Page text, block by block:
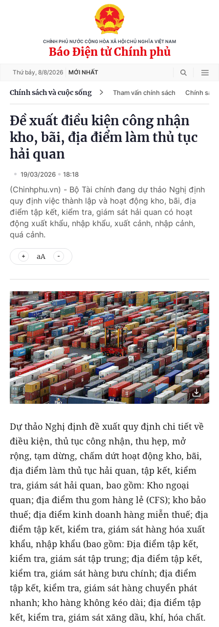
CHÍNH PHỦ NƯỚC CỘNG HÒA XÃ HỘI CHỦ NGHĨA VIỆT NAM
Báo Điện tử Chính phủ
Thứ bảy, 8/8/2026 MỚI NHẤT
Chính sách và cuộc sống Tham vấn chính sách Chính
Đề xuất điều kiện công nhận
kho, bãi, địa điểm làm thủ tục
hải quan
19/03/2026 18:18
(Chinhphu.vn) - Bộ Tài chính đang dự thảo Nghị định
quy định việc thành lập và hoạt động kho, bãi, địa
điểm tập kết, kiểm tra, giám sát hải quan có hoạt
động xuất khẩu, nhập khẩu, xuất cảnh, nhập cảnh,
quá cảnh.
aA
Dự thảo Nghị định đề xuất quy định chi tiết về
điều kiện, thủ tục công nhận, thu hẹp, mở
rộng, tạm dừng, chấm dứt hoạt động kho, bãi,
địa điểm làm thủ tục hải quan, tập kết, kiểm
tra, giám sát hải quan, bao gồm: Kho ngoại
quan; địa điểm thu gom hàng lẻ (CFS); kho bảo
thuế; địa điểm kinh doanh hàng miễn thuế; địa
điểm tập kết, kiểm tra, giám sát hàng hóa xuất
khẩu, nhập khẩu (bao gồm: Địa điểm tập kết,
kiểm tra, giám sát tập trung; địa điểm tập kết,
kiểm tra, giám sát hàng bưu chính; địa điểm
tập kết, kiểm tra, giám sát hàng chuyển phát
nhanh; kho hàng không kéo dài; địa điểm tập
kết, kiểm tra, giám sát xăng dầu, khí, hóa chất.